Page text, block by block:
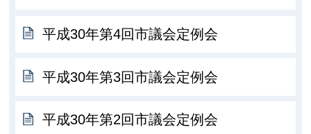
平成30年第4回市議会定例会
平成30年第3回市議会定例会
平成30年第2回市議会定例会